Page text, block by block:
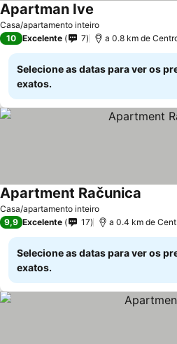
Casa/apartamento inteiro
Apartman Ive
10 Excelente 7 a 0.8 km de
Selecione as datas para ver os
exatos.
Casa/apartamento inteiro
Apartment Računica
9,9 Excelente 17 a 0.4 km de
Selecione as datas para ver os
exatos.